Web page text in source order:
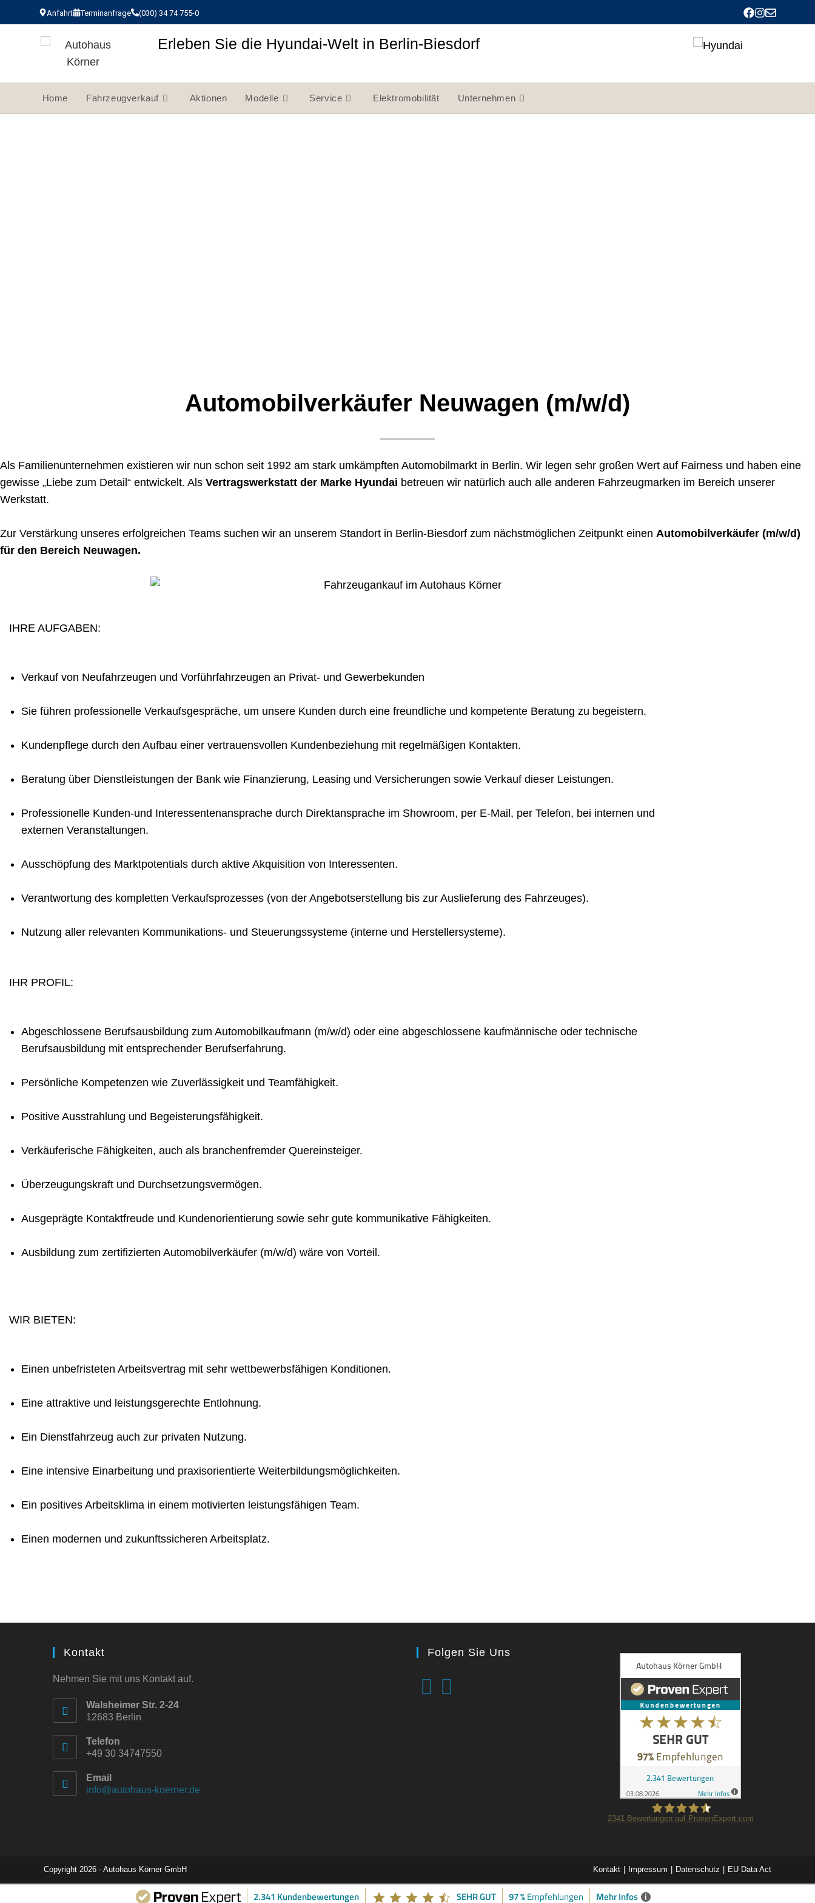
Anfahrt Terminanfrage (030) 34 74 755-0
Erleben Sie die Hyundai-Welt in Berlin-Biesdorf
Home Fahrzeugverkauf Aktionen Modelle Service Elektromobilität Unternehmen
Automobilverkäufer Neuwagen (m/w/d)
Als Familienunternehmen existieren wir nun schon seit 1992 am stark umkämpften Automobilmarkt in Berlin. Wir legen sehr großen Wert auf Fairness und haben eine
gewisse „Liebe zum Detail“ entwickelt. Als Vertragswerkstatt der Marke Hyundai betreuen wir natürlich auch alle anderen Fahrzeugmarken im Bereich unserer
Werkstatt.
Zur Verstärkung unseres erfolgreichen Teams suchen wir an unserem Standort in Berlin-Biesdorf zum nächstmöglichen Zeitpunkt einen Automobilverkäufer (m/w/d)
für den Bereich Neuwagen.
IHRE AUFGABEN:
Verkauf von Neufahrzeugen und Vorführfahrzeugen an Privat- und Gewerbekunden
Sie führen professionelle Verkaufsgespräche, um unsere Kunden durch eine freundliche und kompetente Beratung zu begeistern.
Kundenpflege durch den Aufbau einer vertrauensvollen Kundenbeziehung mit regelmäßigen Kontakten.
Beratung über Dienstleistungen der Bank wie Finanzierung, Leasing und Versicherungen sowie Verkauf dieser Leistungen.
Professionelle Kunden-und Interessentenansprache durch Direktansprache im Showroom, per E-Mail, per Telefon, bei internen und
externen Veranstaltungen.
Ausschöpfung des Marktpotentials durch aktive Akquisition von Interessenten.
Verantwortung des kompletten Verkaufsprozesses (von der Angebotserstellung bis zur Auslieferung des Fahrzeuges).
Nutzung aller relevanten Kommunikations- und Steuerungssysteme (interne und Herstellersysteme).
IHR PROFIL:
Abgeschlossene Berufsausbildung zum Automobilkaufmann (m/w/d) oder eine abgeschlossene kaufmännische oder technische
Berufsausbildung mit entsprechender Berufserfahrung.
Persönliche Kompetenzen wie Zuverlässigkeit und Teamfähigkeit.
Positive Ausstrahlung und Begeisterungsfähigkeit.
Verkäuferische Fähigkeiten, auch als branchenfremder Quereinsteiger.
Überzeugungskraft und Durchsetzungsvermögen.
Ausgeprägte Kontaktfreude und Kundenorientierung sowie sehr gute kommunikative Fähigkeiten.
Ausbildung zum zertifizierten Automobilverkäufer (m/w/d) wäre von Vorteil.
WIR BIETEN:
Einen unbefristeten Arbeitsvertrag mit sehr wettbewerbsfähigen Konditionen.
Eine attraktive und leistungsgerechte Entlohnung.
Ein Dienstfahrzeug auch zur privaten Nutzung.
Eine intensive Einarbeitung und praxisorientierte Weiterbildungsmöglichkeiten.
Ein positives Arbeitsklima in einem motivierten leistungsfähigen Team.
Einen modernen und zukunftssicheren Arbeitsplatz.
Kontakt
Nehmen Sie mit uns Kontakt auf.
Walsheimer Str. 2-24
12683 Berlin
Telefon
+49 30 34747550
Email
info@autohaus-koerner.de
Folgen Sie Uns
2341Bewertungen auf ProvenExpert.com
Kontakt Impressum Datenschutz EU Data Act
Copyright 2026 - Autohaus Körner GmbH
2.341 Kundenbewertungen SEHR GUT 97 %Empfehlungen Mehr Infos i